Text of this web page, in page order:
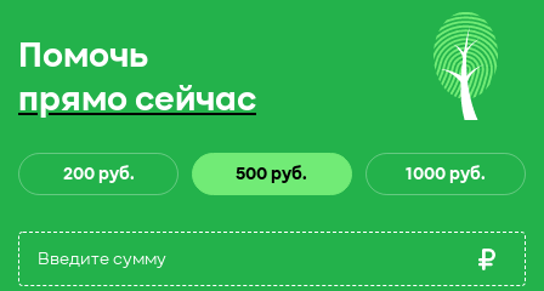
Помочь
прямо сейчас
200 руб. 500 руб. 1000 руб.